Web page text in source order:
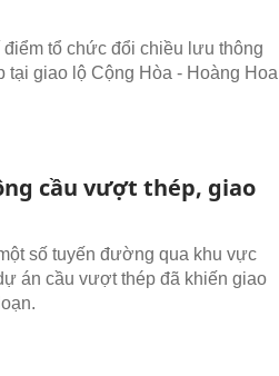
tổ chức đổi chiều lưu thông
giao lộ Cộng Hòa - Hoàng Hoa
cầu vượt thép, giao
số tuyến đường qua khu vực
án cầu vượt thép đã khiến giao